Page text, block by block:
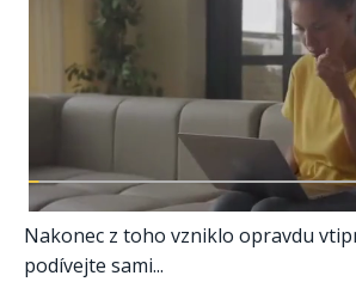
Nakonec z toho vzniklo opravdu
podívejte sami...